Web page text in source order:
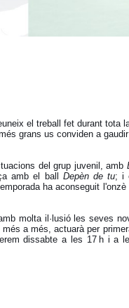
el treball fet durant tota
grans us conviden a
del grup juvenil, amb
amb el ball Depèn de tu; i
ha aconseguit
molta il·lusió les seves
a més, actuarà per
dissabte a les 17 h i a